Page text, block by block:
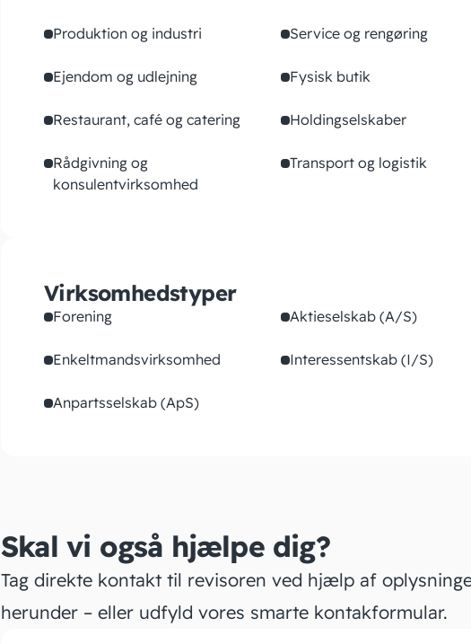
Produktion og industri Service og rengøring
Ejendom og udlejning Fysisk butik
Restaurant, café og catering Holdingselskaber
Rådgivning og
konsulentvirksomhed
Transport og logistik
Virksomhedstyper
Forening Aktieselskab (A/S)
Enkeltmandsvirksomhed Interessentskab (I/S)
Anpartsselskab (ApS)
Skal vi også hjælpe dig?
Tag direkte kontakt til revisoren ved hjælp af
herunder – eller udfyld vores smarte kontakformular.